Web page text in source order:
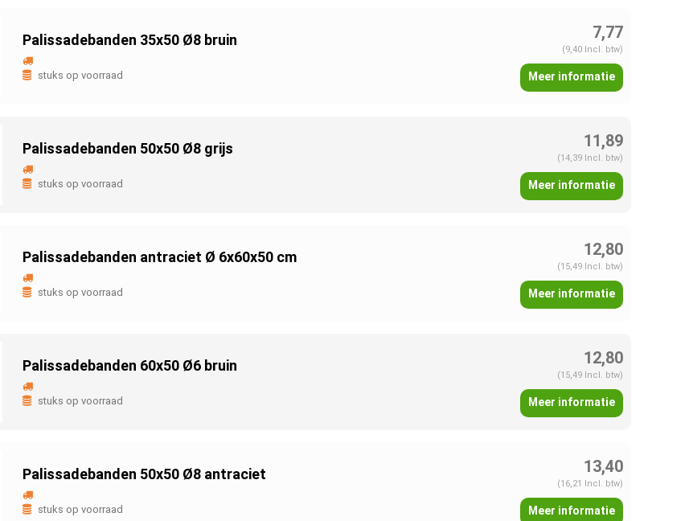
Palissadebanden 35x50 Ø8 bruin
stuks op voorraad
7,77
(9,40 Incl. btw)
Meer informatie
Palissadebanden 50x50 Ø8 grijs
stuks op voorraad
11,89
(14,39 Incl. btw)
Meer informatie
Palissadebanden antraciet Ø 6x60x50 cm
stuks op voorraad
12,80
(15,49 Incl. btw)
Meer informatie
Palissadebanden 60x50 Ø6 bruin
stuks op voorraad
12,80
(15,49 Incl. btw)
Meer informatie
Palissadebanden 50x50 Ø8 antraciet
stuks op voorraad
13,40
(16,21 Incl. btw)
Meer informatie